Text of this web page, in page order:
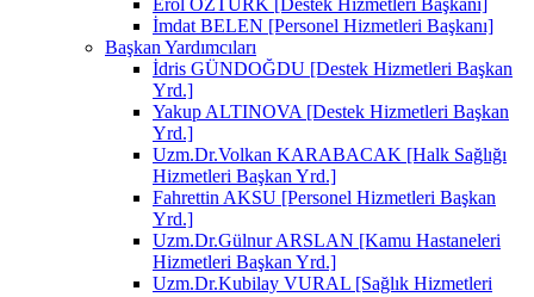
İmdat BELEN [Personel Hizmetleri Başkanı]
Başkan Yardımcıları
İdris GÜNDOĞDU [Destek Hizmetleri Başkan
Yrd.]
Yakup ALTINOVA [Destek Hizmetleri Başkan
Yrd.]
Uzm.Dr.Volkan KARABACAK [Halk Sağlığı
Hizmetleri Başkan Yrd.]
Fahrettin AKSU [Personel Hizmetleri Başkan
Yrd.]
Uzm.Dr.Gülnur ARSLAN [Kamu Hastaneleri
Hizmetleri Başkan Yrd.]
Uzm.Dr.Kubilay VURAL [Sağlık Hizmetleri